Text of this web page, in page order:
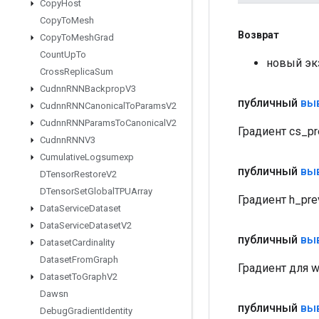
CopyHost
CopyToMesh
CopyToMeshGrad
CountUpTo
CrossReplicaSum
CudnnRNNBackpropV3
CudnnRNNCanonical ToParamsV2
CudnnRNNParamsToCanonical V2
CudnnRNNV3
CumulativeLogsumexp
DTensorRestoreV2
DTensorSetGlobal TPUArray
DataServiceDataset
DataServiceDatasetV2
DatasetCardinality
DatasetFromGraph
DatasetToGraphV2
Dawsn
DebugGradientIdentity
Возврат
новый
публичный
Градиент
публичный
Градиент
публичный
Градиент для
публичный